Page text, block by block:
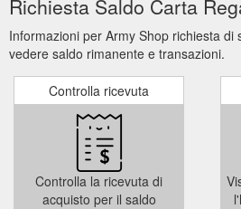
Richiesta Saldo Carta
Informazioni per Army Shop richiesta di
vedere saldo rimanente e transazioni.
Controlla ricevuta
Controlla la ricevuta di
acquisto per il saldo